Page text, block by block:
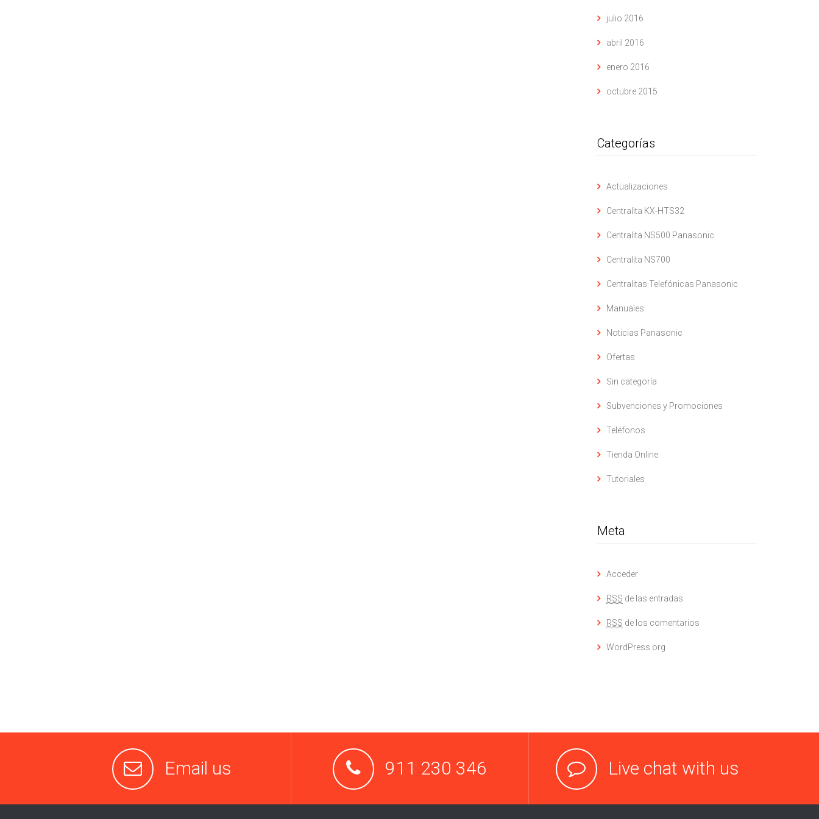
julio 2016
abril 2016
enero 2016
octubre 2015
Categorías
Actualizaciones
Centralita KX-HTS32
Centralita NS500 Panasonic
Centralita NS700
Centralitas Telefónicas Panasonic
Manuales
Noticias Panasonic
Ofertas
Sin categoría
Subvenciones y Promociones
Teléfonos
Tienda Online
Tutoriales
Meta
Acceder
RSS de las entradas
RSS de los comentarios
WordPress.org
Email us 911 230 346 Live chat with us